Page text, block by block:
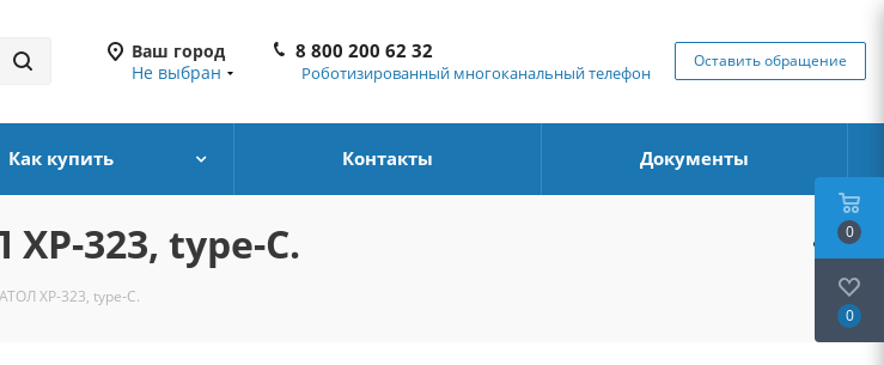
Ваш город
Не выбран
8 800 200 62 32
Роботизированный многоканальный телефон
Оставить обращение
Как купить Контакты Документы
323, type-C.
XP-323, type-C.
0
0